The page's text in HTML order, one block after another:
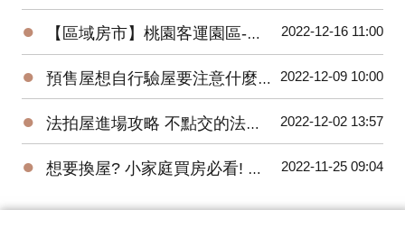
● 【區域房市】桃園客運園區-被遺忘的重劃區翻紅！２字頭交易量爆衝有潛力嗎? 2022-12-16 11:00
● 預售屋想自行驗屋要注意什麼？問題最常出在這！ 2022-12-09 10:00
● 法拍屋進場攻略 不點交的法拍屋也能買 2022-12-02 13:57
● 想要換屋? 小家庭買房必看! 預售屋三房全解析 2022-11-25 09:04